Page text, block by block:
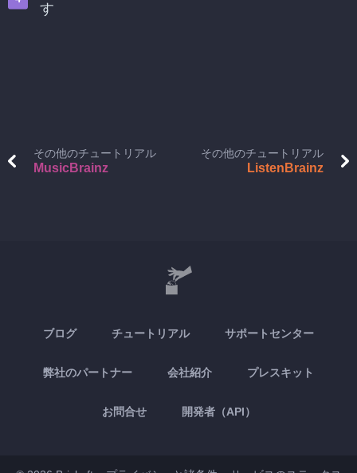
す
その他のチュートリアル
MusicBrainz
その他のチュートリアル
ListenBrainz
ブログ チュートリアル サポートセンター
弊社のパートナー 会社紹介 プレスキット
お問合せ 開発者（API）